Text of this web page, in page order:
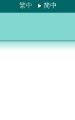
繁中 简中